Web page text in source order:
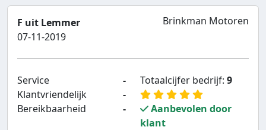
F uit Lemmer
07-11-2019
Brinkman Motoren
Service
-
Klantvriendelijk
-
Bereikbaarheid
-
Totaalcijfer bedrijf: 9
Aanbevolen door
klant